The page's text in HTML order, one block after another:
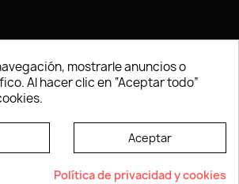
por la W3C
mostrarle anuncios o
Al hacer clic en “Aceptar todo”
Aceptar
Política de privacidad y cookies